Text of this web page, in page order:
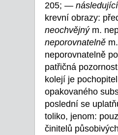
205; —
krevní obrazy:
neochvějný m.
neporovnatelně
neporovnatelně
patřičná
kolejí je
opakovaného
poslední se
toliko, jenom:
činitelů